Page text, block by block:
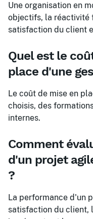
Une organisation en
objectifs, la réactivité
satisfaction du client
Quel est le
place d'une
Le coût de mise en
choisis, des
internes.
Comment
d'un projet
?
La performance d'un
satisfaction du client,